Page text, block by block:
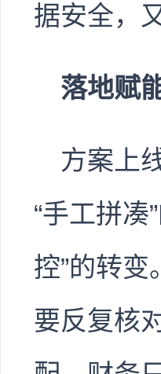
据安全，
落地赋
方案上
“手工拼凑
控”的转
要反复核